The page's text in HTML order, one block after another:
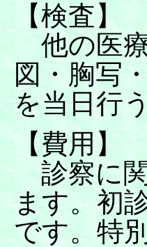
【検査】
他の医療
図・胸写
を当日行
【費用】
診察に関
ます。初
です。特